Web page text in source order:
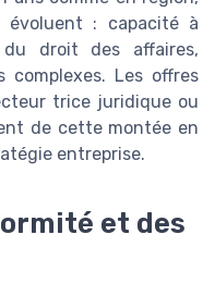
évoluent : capacité à
droit des affaires,
complexes. Les offres
trice juridique ou
de cette montée en
entreprise.
et des